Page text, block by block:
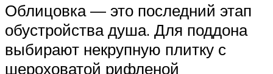
Облицовка — это последний этап
обустройства душа. Для поддона
выбирают некрупную плитку с
шероховатой рифленой